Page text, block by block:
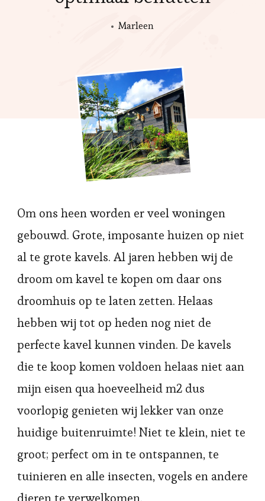
Marleen
Om ons heen worden er veel woningen
gebouwd. Grote, imposante huizen op niet
al te grote kavels. Al jaren hebben wij de
droom om kavel te kopen om daar ons
droomhuis op te laten zetten. Helaas
hebben wij tot op heden nog niet de
perfecte kavel kunnen vinden. De kavels
die te koop komen voldoen helaas niet aan
mijn eisen qua hoeveelheid m2 dus
voorlopig genieten wij lekker van onze
huidige buitenruimte! Niet te klein, niet te
groot; perfect om in te ontspannen, te
tuinieren en alle insecten, vogels en andere
dieren te verwelkomen.